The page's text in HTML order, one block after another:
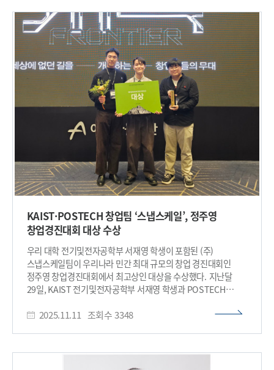
시스템에서 함께 활용할 수 있는 ‘멀티 가속기 LLM 서빙 런타임
소프트웨어’를 핵심 기술로 제시해 높은 평가를 받았다. 이 기술을
통해 특정 벤더나 하드웨어에 종속되지 않으면서도, 작업 특성에
따라 가장 적합한 AI 가속기를 선택·조합할 수 있는 유연한 AI
인프라 구조 구현이 가능하다. 이는 LLM 서비스의 비용과 전력
소모를 줄이고, 확장성을 크게 높일 수 있는 장점으로 평가된다.
또한 애니브릿지 팀은 다년간 축적한 LLM 서빙 시스템
시뮬레이션 연구를 바탕으로, 실제 대규모 인프라를 구축하지
않고도 다양한 하드웨어·소프트웨어 설계 조합을 사전에 검증할
수 있는 연구 기반을 갖추고 있다. 이러한 점은 기술의 완성도와
산업적 실현 가능성을 동시에 보여줬다는 평가를 받았다. 박종세
KAIST 전산학부 교수는 “이번 수상은 GPU 중심 AI 인프라의
한계를 넘어, 다양한 AI 가속기를 통합하는 시스템 소프트웨어의
필요성을 인정받은 결과”라며 “연구 성과를 산업 현장과
창업으로 확장할 수 있었다는 점에서 의미가 크다”고 말했다.
이어 “산업 파트너들과의 협력을 통해 차세대 LLM 서빙 인프라
핵심 기술로 발전시켜 나가겠다”고 밝혔다. 이번 수상은
KAIST의 연구 성과가 논문을 넘어 차세대 AI 인프라 기술과
창업으로 이어지고 있음을 보여주는 사례로 평가된다.
애니브릿지 AI 팀은 향후 카카오 및 관련 산업 파트너들과의
협력을 통해 기술 고도화와 실증을 진행하고, 차세대 AI 인프라
소프트웨어 분야의 핵심 기술로 발전시켜 나갈 계획이다. ​
거쳐 본선에 진출한 9개 팀 중 우리 대학의 3개 팀(404 Found,
F2M2, K-E Fusion)이 포함돼, ‘404 Found’팀이 대상, 나머지
두 팀이 우수상을 차지하는 쾌거를 거두었다. 대상을 수상한
‘404 Found’ 팀은 ‘현대자동차 Next Transformation: 데이터∙
조직∙운영을 연결하는 SDV 혁신 프레임’이라는 주제로 사례
분석을 수행했다. 팀은 SDV(Software Defined Vehicle)
전환이 본격화하는 현 시점에서 현대자동차가 취해야 하는
전략에 주목해, 차량 운영체제(OS) 중심의 소프트웨어 플랫폼
역량을 기준으로 핵심 성공 요인을 도출하고 글로벌 경쟁사와
현대자동차의 전략적 차이점을 비교 분석했다. 이를 바탕으로
우선 추진과제와 구체적인 실행 방안을 제안해 높은 평가를
받았다. ‘404 Found’ 팀은 “기말고사 기간과 대회 준비가 겹쳐
쉽지 않은 과정이었지만, 팀원 모두가 끝까지 최선을 다한 결과
좋은 성과를 얻을 수 있었다”라며 “준비 과정에서 많은 조언과
응원을 보내주신 교수님들과 선배님들께 이번 수상을 통해 작은
KAIST·POSTECH 창업팀 ‘스냅스케일’, 정주영
창업경진대회 대상 수상
우리 대학 전기및전자공학부 서재영 학생이 포함된 (주)
스냅스케일팀이 우리나라 민간 최대 규모의 창업 경진대회인
정주영 창업경진대회에서 최고상인 대상을 수상했다. 지난달
29일, KAIST 전기및전자공학부 서재영 학생과 POSTECH
스냅스케일(SnapScale)은 아산나눔재단이 주최한 ‘2025
프로젝트의 복잡한 설계 과정을 인공지능이 대신해주는
기술이다. 지금까지는 사람이 일일이 해야 했던 설계 문서 작성과
2025.11.11 조회수3348